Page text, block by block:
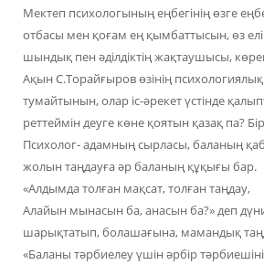
Мектеп психологының еңбегінің өзге
отбасы мен қоғам ең қымбаттысын, өз
шындық пен әділдіктің жақтаушысы,
Ақын С.Торайғыров өзінің психологиялық
тумайтынын, олар іс-әрекет үстінде
реттеймін деуге көне қоятын қазақ па?
Психолог- адамның сырласы, баланың
жолын таңдауға әр баланың құқығы бар.
«Алдымда толған мақсат, толған таңдау,
Алайын мынасын ба, анасын ба?» деп
шарықтатып, болашағына, мамандық
«Баланы тәрбиелеу үшін әрбір